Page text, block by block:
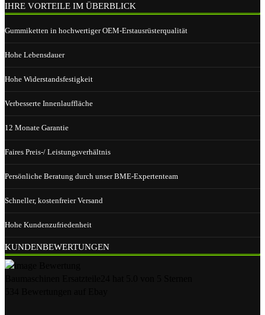
IHRE VORTEILE IM ÜBERBLICK
Gummiketten in hochwertiger OEM-Erstausrüsterqualität
Hohe Lebensdauer
Hohe Widerstandsfestigkeit
Verbesserte Innenlauffläche
12 Monate Garantie
Faires Preis-/ Leistungsverhältnis
Persönliche Beratung durch unser BME-Expertenteam
Schneller, kostenfreier Versand
Hohe Kundenzufriedenheit
KUNDENBEWERTUNGEN